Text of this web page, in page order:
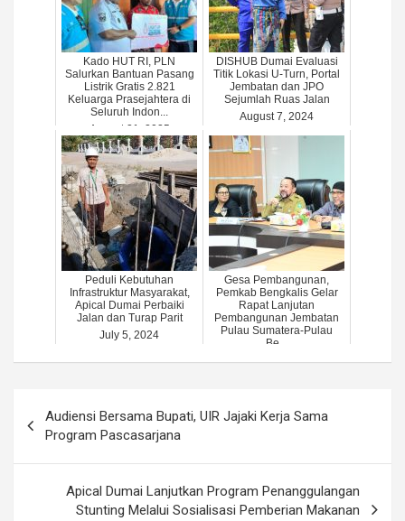
Kado HUT RI, PLN
Salurkan Bantuan Pasang
Listrik Gratis 2.821
Keluarga Prasejahtera di
Seluruh Indon...
August 21, 2025
DISHUB Dumai Evaluasi
Titik Lokasi U-Turn, Portal
Jembatan dan JPO
Sejumlah Ruas Jalan
August 7, 2024
Peduli Kebutuhan
Infrastruktur Masyarakat,
Apical Dumai Perbaiki
Jalan dan Turap Parit
July 5, 2024
Gesa Pembangunan,
Pemkab Bengkalis Gelar
Rapat Lanjutan
Pembangunan Jembatan
Pulau Sumatera-Pulau
Be...
July 8, 2024
navigation
Audiensi Bersama Bupati, UIR Jajaki Kerja Sama
Program Pascasarjana
Apical Dumai Lanjutkan Program Penanggulangan
Stunting Melalui Sosialisasi Pemberian Makanan